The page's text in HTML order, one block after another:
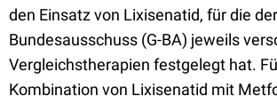
den Einsatz von Lixisenatid, für die
Bundesausschuss (G-BA) jeweils
Vergleichstherapien festgelegt hat.
Kombination von Lixisenatid mit